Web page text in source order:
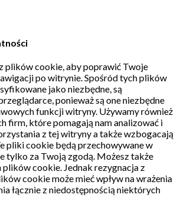
plików cookie, aby poprawić Twoje
po witrynie.Spośród tych plików
jako niezbędne, są
ponieważ są one niezbędne
funkcji witryny. Używamy również
firm, które pomagają nam analizować i
z tej witryny a także wzbogacają
pliki cookie będą przechowywane w
tylko za Twoją zgodą. Możesz także
plików cookie. Jednak rezygnacja z
cookie może mieć wpływ na wrażenia
łącznie z niedostępnością niektórych